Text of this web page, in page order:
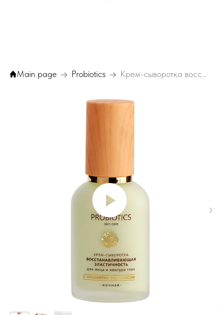
Main page Probiotics